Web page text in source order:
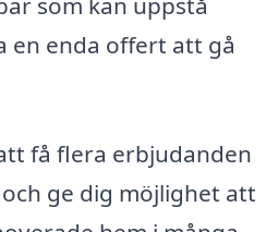
en enda offert att gå
få flera erbjudanden
ge dig möjlighet att